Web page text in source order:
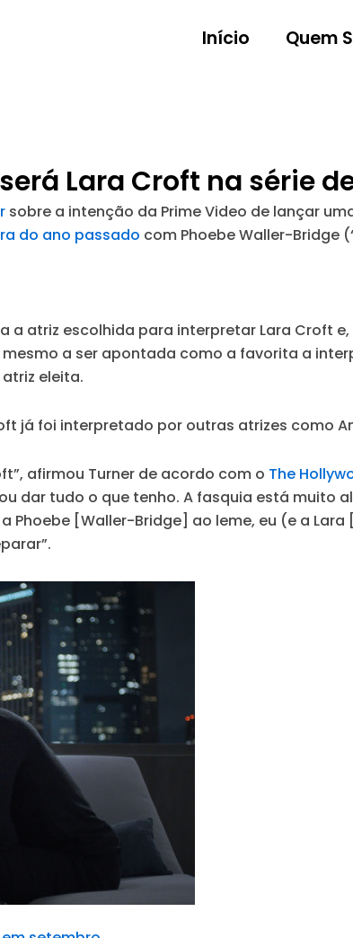
Início Quem
Lara Croft na série
sobre a intenção da Prime Video de lançar
do ano passado com Phoebe Waller-Bridge
atriz escolhida para interpretar Lara Croft e,
mesmo a ser apontada como a favorita a
eleita.
já foi interpretado por outras atrizes como
, afirmou Turner de acordo com o The
dar tudo o que tenho. A fasquia está muito
Phoebe [Waller-Bridge] ao leme, eu (e a
.